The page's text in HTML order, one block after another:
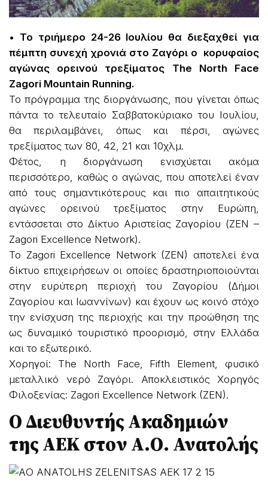
• Το τριήμερο 24-26 Ιουλίου θα διεξαχθεί για
πέμπτη συνεχή χρονιά στο Ζαγόρι ο κορυφαίος
αγώνας ορεινού τρεξίματος Τhe North Face
Zagori Mountain Running.
Το πρόγραμμα της διοργάνωσης, που γίνεται όπως
πάντα το τελευταίο Σαββατοκύριακο του Ιουλίου,
θα περιλαμβάνει, όπως και πέρσι, αγώνες
τρεξίματος των 80, 42, 21 και 10χλμ.
Φέτος, η διοργάνωση ενισχύεται ακόμα
περισσότερο, καθώς ο αγώνας, που αποτελεί έναν
από τους σημαντικότερους και πιο απαιτητικούς
αγώνες ορεινού τρεξίματος στην Ευρώπη,
εντάσσεται στο Δίκτυο Αριστείας Ζαγορίου (ΖΕΝ –
Ζagori Excellence Network).
Το Zagori Excellence Network (ZEN) αποτελεί ένα
δίκτυο επιχειρήσεων οι οποίες δραστηριοποιούνται
στην ευρύτερη περιοχή του Ζαγορίου (Δήμοι
Ζαγορίου και Ιωαννίνων) και έχουν ως κοινό στόχο
την ενίσχυση της περιοχής και την προώθηση της
ως δυναμικό τουριστικό προορισμό, στην Ελλάδα
και το εξωτερικό.
Χορηγοί: The North Face, Fifth Element, φυσικό
μεταλλικό νερό Ζαγόρι. Αποκλειστικός Χορηγός
Φιλοξενίας: Zagori Excellence Network (ZEN).
Ο Διευθυντής Ακαδημιών
της ΑΕΚ στον Α.Ο. Ανατολής